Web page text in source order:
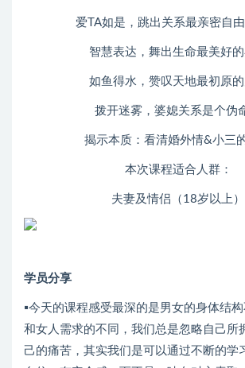
爱TA如是，跳出关系最亲密自
智慧表达，舞出生命最美好
如鱼得水，赞叹天地最初原
拨开迷雾，婆媳关系是个伪
揭示本质：看清婚外情&小三
本次课程适合人群：
夫妻及情侣（18岁以上）
学员分享
▪今天的课程感受最深的是男女的身体结
和女人需求的不同，我们总是忽略自己所
己的痛苦，其实我们是可以通过不断的学